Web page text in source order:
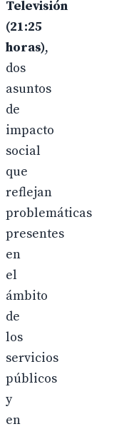
Televisión
(21:25
horas),
dos
asuntos
de
impacto
social
que
reflejan
problemáticas
presentes
en
el
ámbito
de
los
servicios
públicos
y
en